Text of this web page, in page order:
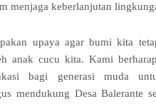
menjaga keberlanjutan
upaya agar bumi kita
anak cucu kita. Kami
bagi generasi muda
mendukung Desa Balerante